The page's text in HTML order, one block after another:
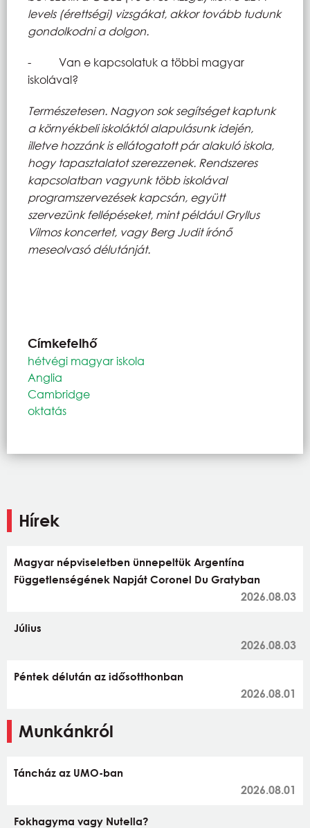
levels (érettségi) vizsgákat, akkor tovább tudunk
gondolkodni a dolgon.
- Van e kapcsolatuk a többi magyar
iskolával?
Természetesen. Nagyon sok segítséget kaptunk
a környékbeli iskoláktól alapulásunk idején,
illetve hozzánk is ellátogatott pár alakuló iskola,
hogy tapasztalatot szerezzenek. Rendszeres
kapcsolatban vagyunk több iskolával
programszervezések kapcsán, együtt
szervezünk fellépéseket, mint például Gryllus
Vilmos koncertet, vagy Berg Judit írónő
meseolvasó délutánját.
Címkefelhő
hétvégi magyar iskola
Anglia
Cambridge
oktatás
Hírek
Magyar népviseletben ünnepeltük Argentína
Függetlenségének Napját Coronel Du Gratyban
2026.08.03
Július
2026.08.03
Péntek délután az idősotthonban
2026.08.01
Munkánkról
Táncház az UMO-ban
2026.08.01
Fokhagyma vagy Nutella?